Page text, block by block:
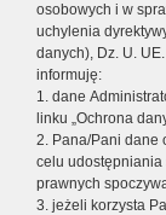
osobowych i w
uchylenia
danych), Dz. U.
informuję:
1. dane
linku „Ochrona
2. Pana/Pani dane
celu udostępniania
prawnych
3. jeżeli korzysta